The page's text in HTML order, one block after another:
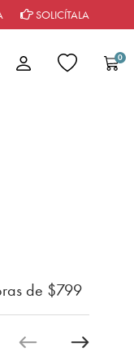
SOLICÍTALA
0
de $799